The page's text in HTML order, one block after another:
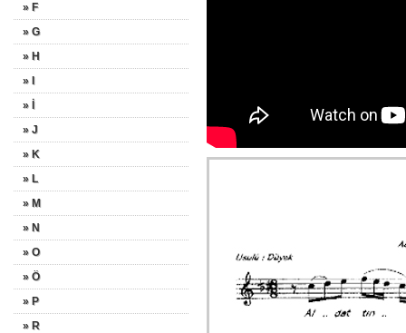
» F
» G
» H
» I
» İ
» J
» K
» L
» M
» N
» O
» Ö
» P
» R